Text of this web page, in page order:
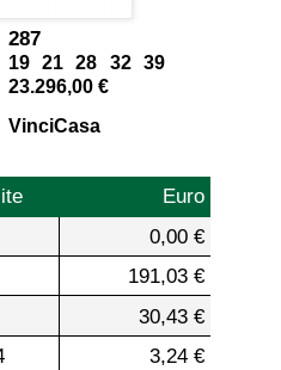
287
19 21 28 32 39
23.296,00 €
VinciCasa
Euro
0,00 €
191,03 €
30,43 €
3,24 €